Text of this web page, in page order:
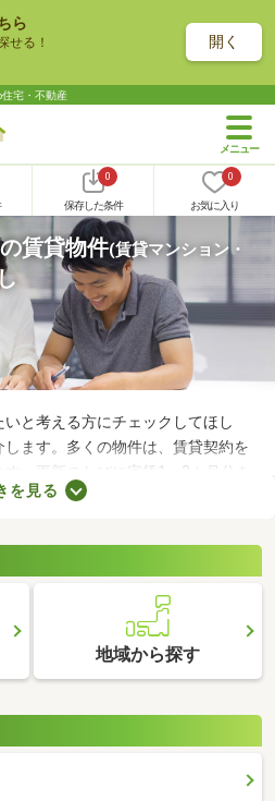
ら
せる！ 開く
住宅・不動産
0
保存した条件
0
お気に入り
賃貸物件(賃貸マンション・
と考える方にチェックしてほし
ます。多くの物件は、賃貸契約を
。更新のたびに家賃1～2カ月分を
支出が増える点がデメリットだと
めますよ。
を見る
地域から探す